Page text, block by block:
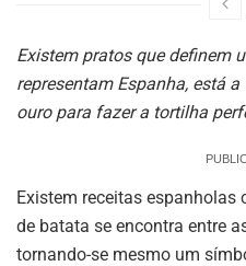
Existem pratos que definem
representam Espanha, está
ouro para fazer a tortilha
Existem receitas espanholas
de batata se encontra entre
tornando-se mesmo um